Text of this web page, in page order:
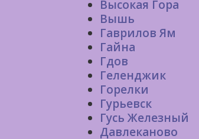
Высокая Гора
Вышь
Гаврилов Ям
Гайна
Гдов
Геленджик
Горелки
Гурьевск
Гусь Железный
Давлеканово